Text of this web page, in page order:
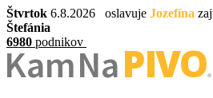
Štvrtok 6.8.2026 oslavuje Jozefína
Štefánia
6980 podnikov
Kam NaPIVO